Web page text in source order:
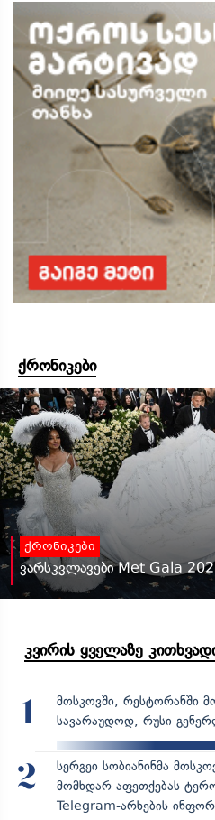
ქრონიკები
ქრონიკები
ვარსკვლავები Met Gala
კვირის ყველაზე
1
მოსკოვში, რესტორანში
სავარაუდოდ, რუსი
2
სერგეი სობიანინმა
მომხდარ აფეთქებას
Telegram-არხების